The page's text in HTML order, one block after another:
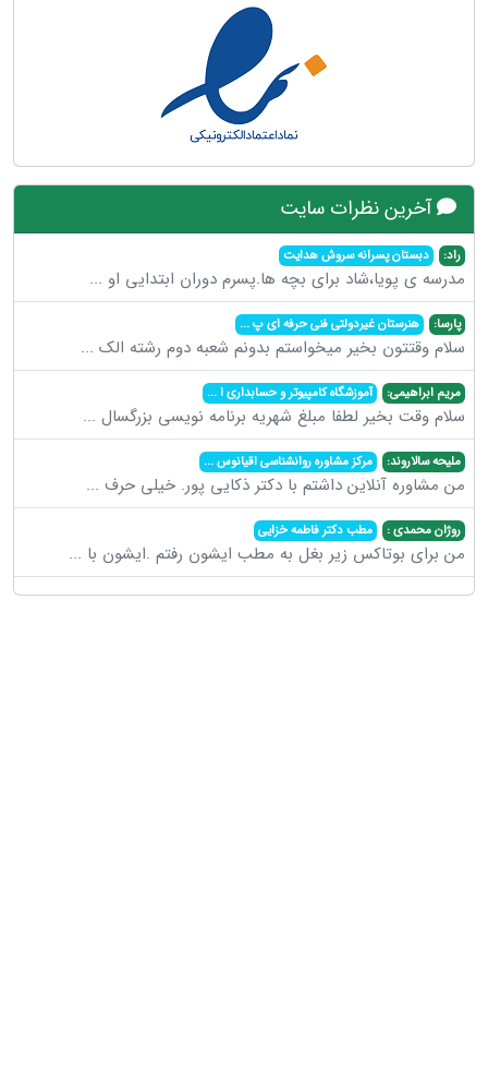
آخرین نظرات سایت
راد: دبستان پسرانه سروش هدایت
مدرسه ی پویا،شاد برای بچه ها.پسرم دوران ابتدایی او ...
پارسا: هنرستان غیردولتی فنی حرفه ای پ...
سلام وقتتون بخیر میخواستم بدونم شعبه دوم رشته الک ...
مریم ابراهیمی: آموزشگاه کامپیوتر و حسابداری ا...
سلام وقت بخیر لطفا مبلغ شهریه برنامه نویسی بزرگسال ...
ملیحه سالاروند: مرکز مشاوره روانشناسی اقیانوس...
من مشاوره آنلاین داشتم با دکتر ذکایی پور. خیلی حرف ...
روژان محمدی : مطب دکتر فاطمه خزایی
من برای بوتاکس زیر بغل به مطب ایشون رفتم .ایشون با ...